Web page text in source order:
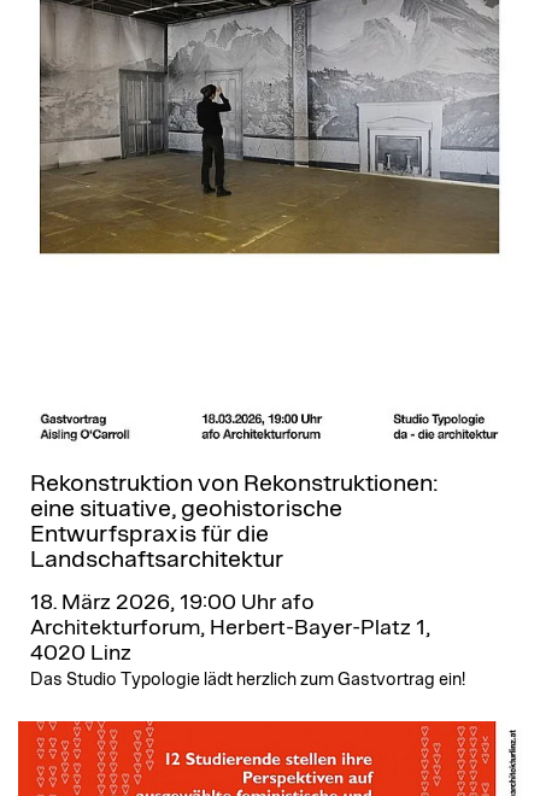
Rekonstruktion von Rekonstruktionen:
eine situative, geohistorische
Entwurfspraxis für die
Landschaftsarchitektur
18. März 2026, 19:00 Uhr afo
Architekturforum, Herbert-Bayer-Platz 1,
4020 Linz
Das Studio Typologie lädt herzlich zum Gastvortrag ein!